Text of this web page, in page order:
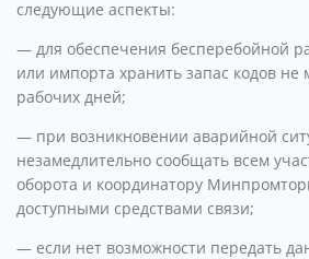
следующие аспекты:
— для обеспечения бесперебойной
или импорта хранить запас кодов не
рабочих дней;
— при возникновении аварийной
незамедлительно сообщать всем
оборота и координатору
доступными средствами связи;
— если нет возможности передать